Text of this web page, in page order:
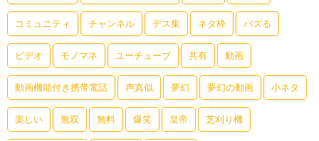
コミュニティ チャンネル デス集 ネタ枠 バズる
ビデオ モノマネ ユーチューブ 共有 動画
動画機能付き携帯電話 声真似 夢幻 夢幻の動画 小ネタ
楽しい 無双 無料 爆笑 皇帝 芝刈り機